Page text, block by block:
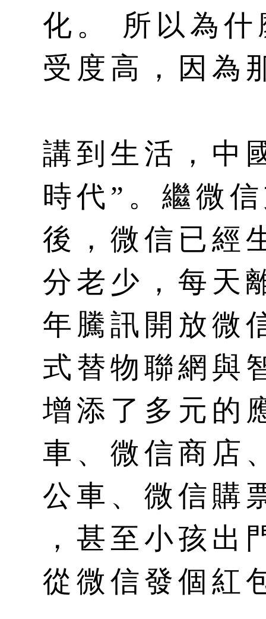
化。 所以為
受度高，因為
講到生活，中
時代”。繼微
後，微信已經
分老少，每天
年騰訊開放微
式替物聯網與
增添了多元的
車、微信商店
公車、微信購
，甚至小孩出
從微信發個紅